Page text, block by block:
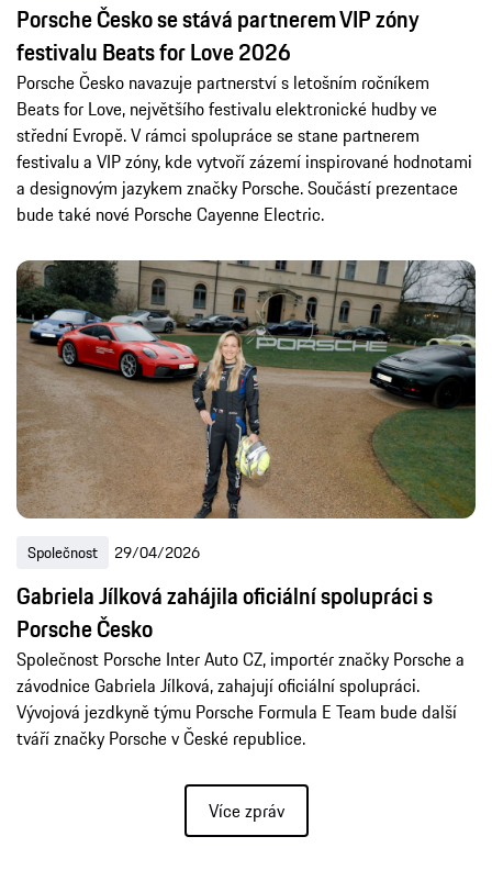
Porsche Česko se stává partnerem VIP zóny
festivalu Beats for Love 2026
Porsche Česko navazuje partnerství s letošním ročníkem
Beats for Love, největšího festivalu elektronické hudby ve
střední Evropě. V rámci spolupráce se stane partnerem
festivalu a VIP zóny, kde vytvoří zázemí inspirované hodnotami
a designovým jazykem značky Porsche. Součástí prezentace
bude také nové Porsche Cayenne Electric.
Společnost 29/04/2026
Gabriela Jílková zahájila oficiální spolupráci s
Porsche Česko
Společnost Porsche Inter Auto CZ, importér značky Porsche a
závodnice Gabriela Jílková, zahajují oficiální spolupráci.
Vývojová jezdkyně týmu Porsche Formula E Team bude další
tváří značky Porsche v České republice.
Více zpráv